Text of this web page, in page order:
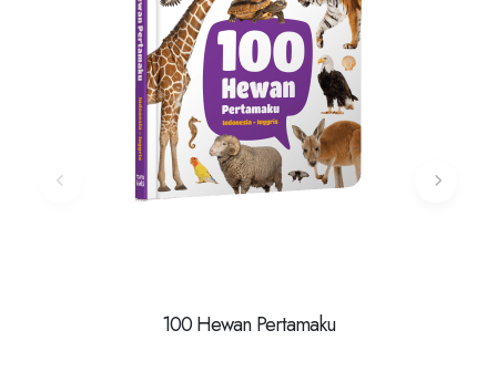
100 Hewan Pertamaku